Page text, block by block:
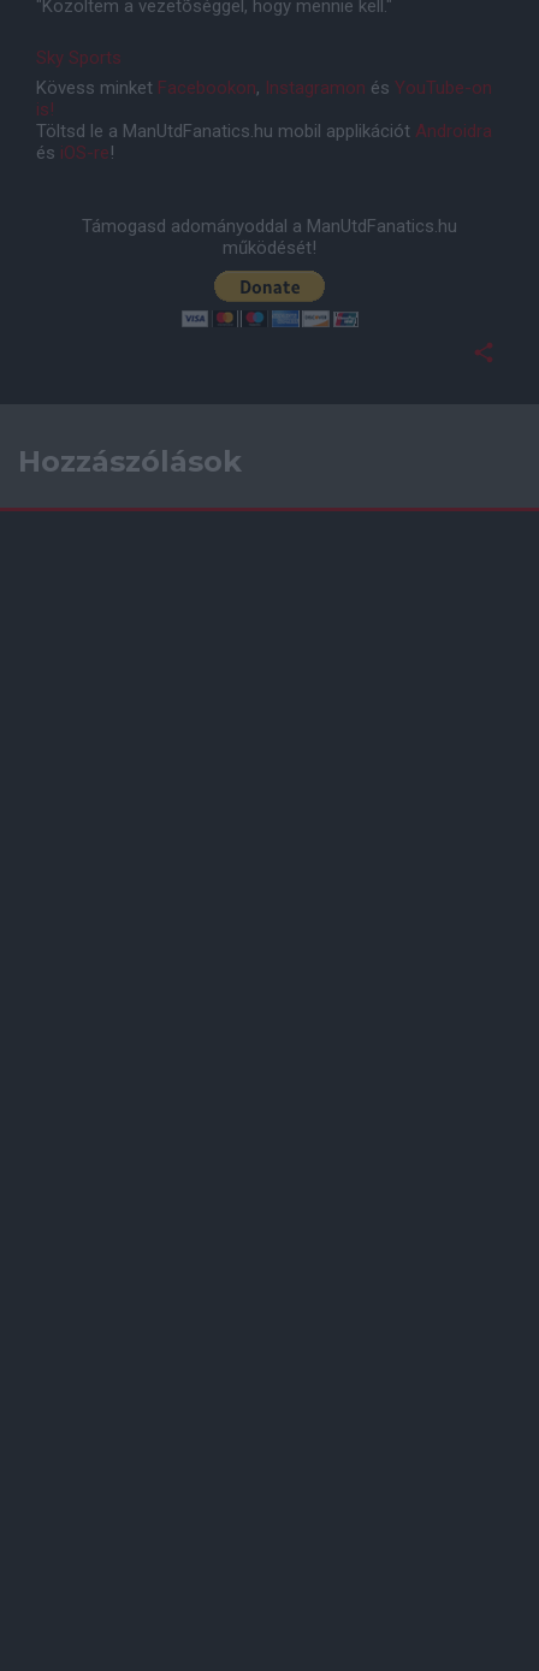
"Közöltem a vezetõséggel, hogy mennie kell."
Sky Sports
Kövess minket Facebookon, Instagramon és YouTube-on
is!
Töltsd le a ManUtdFanatics.hu mobil applikációt Androidra
és iOS-re!
Támogasd adományoddal a ManUtdFanatics.hu
működését!
Hozzászólások